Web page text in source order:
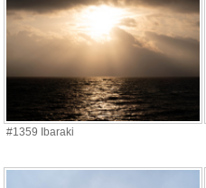
#1359 Ibaraki